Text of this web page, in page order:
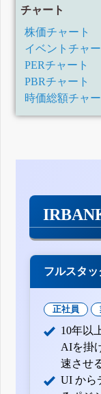
チャート
株価チャート
イベントチャー
PERチャート
PBRチャート
時価総額チャー
フルスタ
正社員
10年以
AIを掛
速させ
UI から